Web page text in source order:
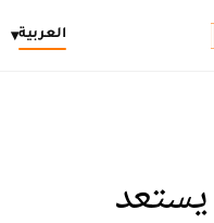
العربية▾
يستعد